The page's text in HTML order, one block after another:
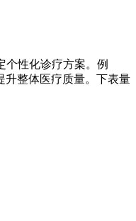
个性化诊疗方案。例
升整体医疗质量。下表量